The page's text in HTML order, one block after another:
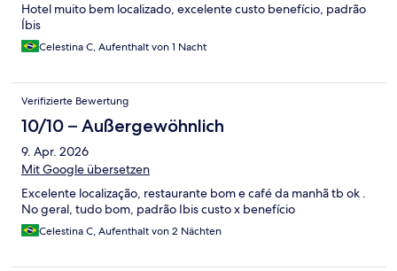
Hotel muito bem localizado, excelente custo benefício, padrão
Íbis
Celestina C, Aufenthalt von 1 Nacht
Verifizierte Bewertung
10/10 – Außergewöhnlich
9. Apr. 2026
Mit Google übersetzen
Excelente localização, restaurante bom e café da manhã tb ok .
No geral, tudo bom, padrão Ibis custo x benefício
Celestina C, Aufenthalt von 2 Nächten